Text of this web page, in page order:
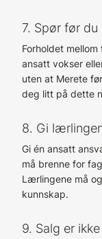
7. Spør før du
Forholdet
ansatt vokser
uten at Merete
deg litt på dette
8. Gi
Gi én ansatt
må brenne for
Lærlingene må
kunnskap.
9. Salg er